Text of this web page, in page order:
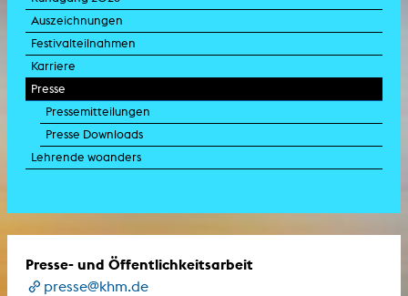
Auszeichnungen
Festivalteilnahmen
Karriere
Presse
Pressemitteilungen
Presse Downloads
Lehrende woanders
Presse- und Öffentlichkeitsarbeit
presse@khm.de